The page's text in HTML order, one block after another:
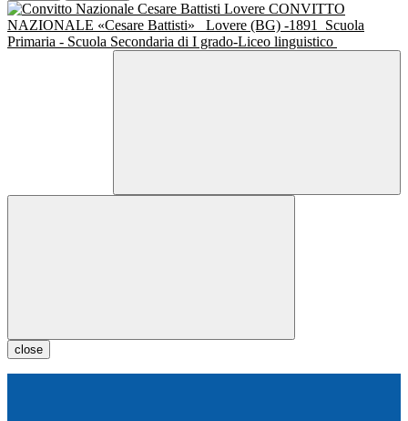
CONVITTO
NAZIONALE «Cesare Battisti»
Lovere (BG) -1891
Scuola
Primaria - Scuola Secondaria di I grado-Liceo linguistico
close